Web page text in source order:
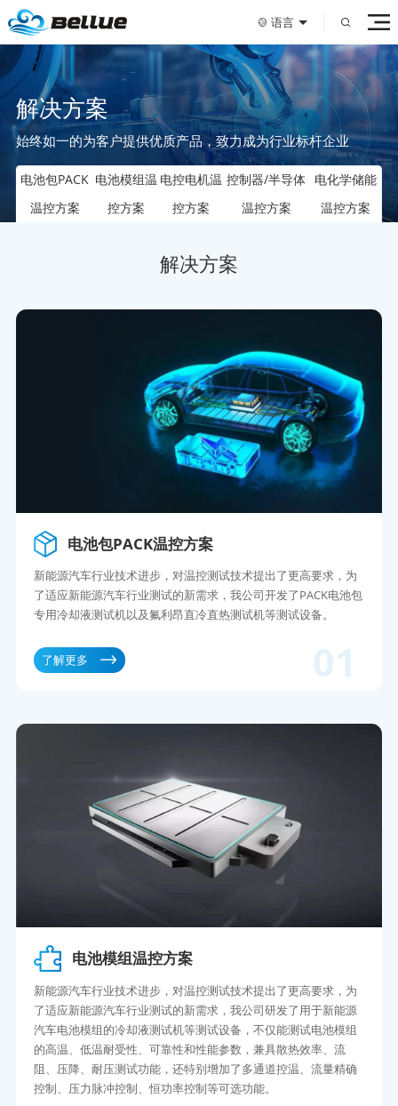
语言
解决方案
始终如一的为客户提供优质产品，致力成为行业标杆企业
电池包PACK
温控方案
电池模组温
控方案
电控电机温
控方案
控制器/半导体
温控方案
电化学储能
温控方案
解决方案
电池包PACK温控方案
新能源汽车行业技术进步，对温控测试技术提出了更高要求，为
了适应新能源汽车行业测试的新需求，我公司开发了PACK电池包
专用冷却液测试机以及氟利昂直冷直热测试机等测试设备。
了解更多 01
电池模组温控方案
新能源汽车行业技术进步，对温控测试技术提出了更高要求，为
了适应新能源汽车行业测试的新需求，我公司研发了用于新能源
汽车电池模组的冷却液测试机等测试设备，不仅能测试电池模组
的高温、低温耐受性、可靠性和性能参数，兼具散热效率、流
阻、压降、耐压测试功能，还特别增加了多通道控温、流量精确
控制、压力脉冲控制、恒功率控制等可选功能。